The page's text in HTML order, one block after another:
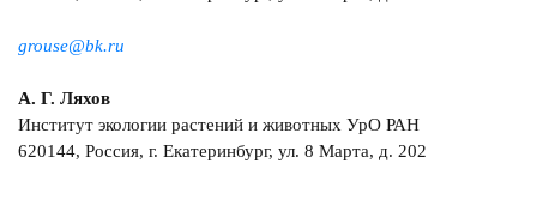
grouse@bk.ru
А. Г. Ляхов
Институт экологии растений и животных УрО РАН
620144, Россия, г. Екатеринбург, ул. 8 Марта, д. 202